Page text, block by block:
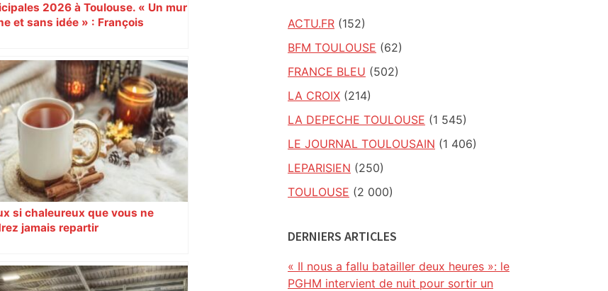
2026 à Toulouse. « Un mur
et sans idée » : François
si chaleureux que vous ne
jamais repartir
ACTU.FR (152)
BFM TOULOUSE (62)
FRANCE BLEU (502)
LA CROIX (214)
LA DEPECHE TOULOUSE (1 545)
LE JOURNAL TOULOUSAIN (1 406)
LEPARISIEN (250)
TOULOUSE (2 000)
DERNIERS ARTICLES
« Il nous a fallu batailler deux heures »: le
PGHM intervient de nuit pour sortir un